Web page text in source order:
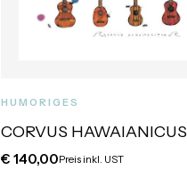
HUMORIGES
CORVUS HAWAIANICUS
€ 140,00Preis inkl. UST